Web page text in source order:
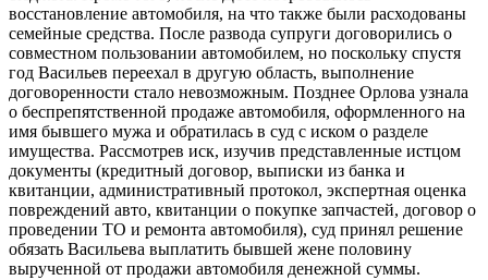
восстановление автомобиля, на что также были расходованы
семейные средства. После развода супруги договорились о
совместном пользовании автомобилем, но поскольку спустя
год Васильев переехал в другую область, выполнение
договоренности стало невозможным. Позднее Орлова узнала
о беспрепятственной продаже автомобиля, оформленного на
имя бывшего мужа и обратилась в суд с иском о разделе
имущества. Рассмотрев иск, изучив представленные истцом
документы (кредитный договор, выписки из банка и
квитанции, административный протокол, экспертная оценка
повреждений авто, квитанции о покупке запчастей, договор о
проведении ТО и ремонта автомобиля), суд принял решение
обязать Васильева выплатить бывшей жене половину
вырученной от продажи автомобиля денежной суммы.